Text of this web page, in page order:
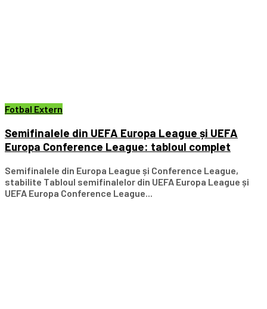
Fotbal Extern
Semifinalele din UEFA Europa League și UEFA
Europa Conference League: tabloul complet
Semifinalele din Europa League și Conference League,
stabilite Tabloul semifinalelor din UEFA Europa League și
UEFA Europa Conference League...